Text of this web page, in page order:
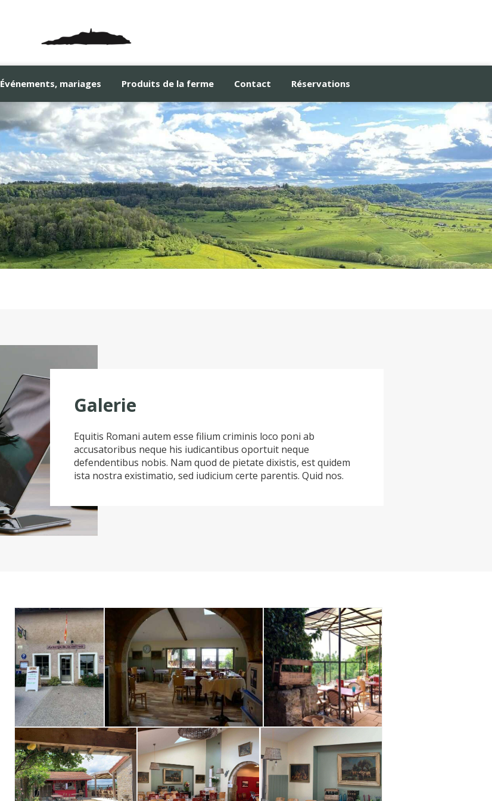
Événements, mariages Produits de la ferme Contact Réservations
Galerie
Equitis Romani autem esse filium criminis loco poni ab
accusatoribus neque his iudicantibus oportuit neque
defendentibus nobis. Nam quod de pietate dixistis, est quidem
ista nostra existimatio, sed iudicium certe parentis. Quid nos.